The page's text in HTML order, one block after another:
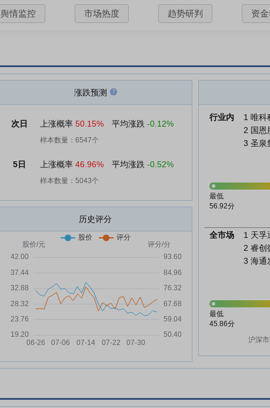
舆情监控 市场热度 趋势研判 资
涨跌预测
次日 上涨概率 50.15% 平均涨跌 -0.12%
样本数量：6547个
5日 上涨概率 46.96% 平均涨跌 -0.52%
样本数量：5043个
历史评分
行业内 1 唯科
2 国恩
3 圣泉
最低
56.92分
全市场 1 天孚
2 睿创
3 海通
最低
45.86分
沪深